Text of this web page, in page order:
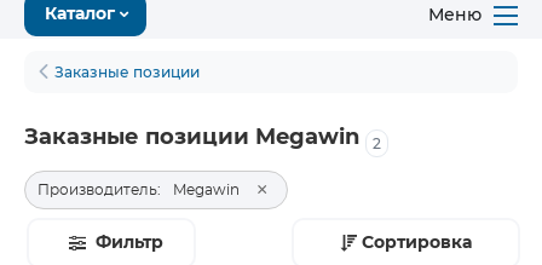
Каталог Меню
Заказные позиции
Заказные позиции Megawin 2
Производитель: Megawin ×
Фильтр Сортировка